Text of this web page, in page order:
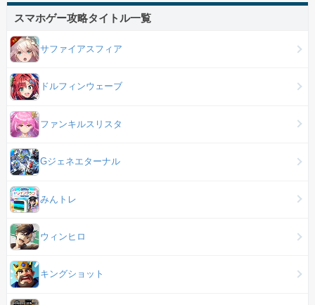
スマホゲー攻略タイトル一覧
サファイアスフィア
ドルフィンウェーブ
ファンキルスリスタ
Gジェネエターナル
みんトレ
ウィンヒロ
キングショット